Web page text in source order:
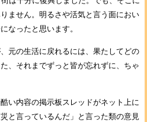
ません。明るさや活気と言う面におい
なったと思います。
元の生活に戻れるには、果たしてどの
、それまでずっと皆が忘れずに、ちゃ
い内容の掲示板スレッドがネット上に
と言っているんだ」と言った類の意見